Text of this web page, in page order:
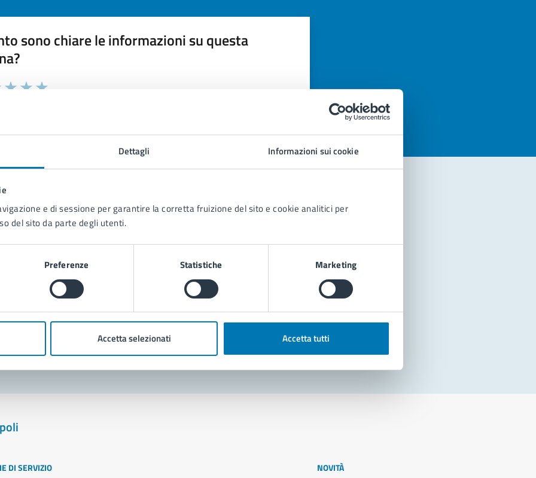
Dettagli Informazioni sui cookie
e di sessione per garantire la corretta fruizione del sito e cookie analitici per
del sito da parte degli utenti.
Preferenze Statistiche Marketing
Accetta selezionati Accetta tutti
sono chiare le informazioni su questa
delle informazioni (da 1 a 5 stelle)
il numero di stelle per valutare la chiarezza delle informazioni
il comune
assistenza
appuntamento
in città
DI SERVIZIO NOVITÀ